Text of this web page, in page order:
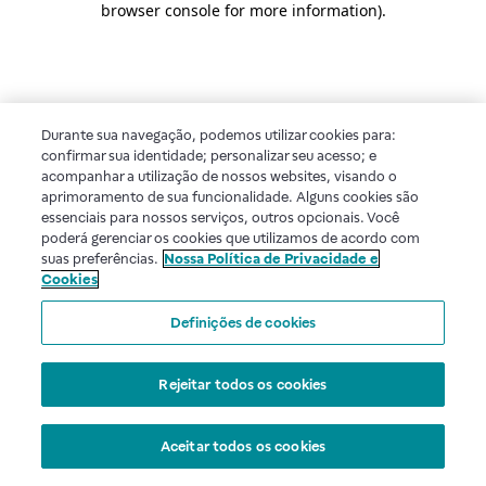
browser console for more information).
Durante sua navegação, podemos utilizar cookies para:
confirmar sua identidade; personalizar seu acesso; e
acompanhar a utilização de nossos websites, visando o
aprimoramento de sua funcionalidade. Alguns cookies são
essenciais para nossos serviços, outros opcionais. Você
poderá gerenciar os cookies que utilizamos de acordo com
suas preferências. Nossa Política de Privacidade e
Cookies
Definições de cookies
Rejeitar todos os cookies
Aceitar todos os cookies